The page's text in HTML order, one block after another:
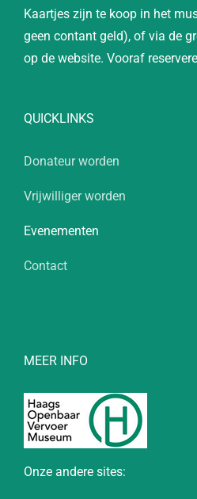
Kaartjes zijn te koop in het
geen contant geld), of via de
op de website. Vooraf
QUICKLINKS
Donateur worden
Vrijwilliger worden
Evenementen
Contact
MEER INFO
Onze andere sites: